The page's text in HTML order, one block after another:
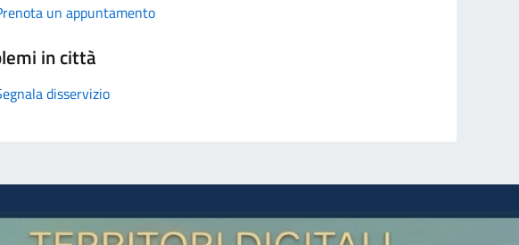
un appuntamento
in città
disservizio